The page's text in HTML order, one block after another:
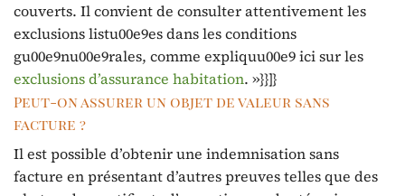
couverts. Il convient de consulter attentivement les
exclusions listu00e9es dans les conditions
gu00e9nu00e9rales, comme expliquu00e9 ici sur les
exclusions d’assurance habitation. »}}]}
Peut-on assurer un objet de valeur sans
facture ?
Il est possible d’obtenir une indemnisation sans
facture en présentant d’autres preuves telles que des